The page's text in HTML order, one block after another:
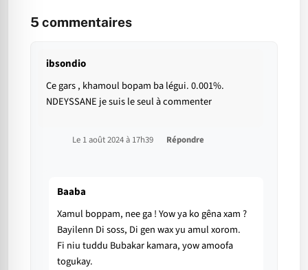
5 commentaires
ibsondio
Ce gars , khamoul bopam ba légui. 0.001%.
NDEYSSANE je suis le seul à commenter
Le 1 août 2024 à 17h39 Répondre
Baaba
Xamul boppam, nee ga ! Yow ya ko gêna xam ?
Bayilenn Di soss, Di gen wax yu amul xorom.
Fi niu tuddu Bubakar kamara, yow amoofa
togukay.